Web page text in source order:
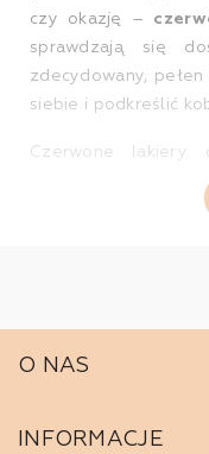
czy okazję –
sprawdzają się
zdecydowany,
siebie i podkreślić
Czerwone lakiery
efektowne
podkreślają
Lakiery do
O NAS
INFORMACJE